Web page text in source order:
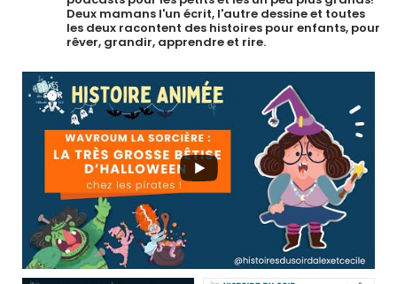
Deux mamans l'un écrit, l'autre dessine et toutes
les deux racontent des histoires pour enfants, pour
rêver, grandir, apprendre et rire.